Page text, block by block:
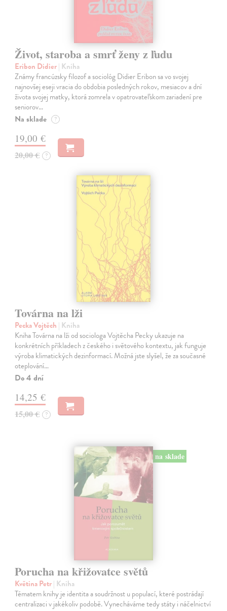
Život, staroba a smrť ženy z ľudu
Eribon Didier| Kniha
Známy francúzsky filozof a sociológ Didier Eribon sa vo svojej
najnovšej eseji vracia do obdobia posledných rokov, mesiacov a dní
života svojej matky, ktorá zomrela v opatrovateľskom zariadení pre
seniorov…
Na sklade ?
19,00 €
20,00 € ?
Továrna na lži
Pecka Vojtěch | Kniha
Kniha Továrna na lži od sociologa Vojtěcha Pecky ukazuje na
konkrétních příkladech z českého i světového kontextu, jak funguje
výroba klimatických dezinformací. Možná jste slyšel, že za současné
oteplování…
Do 4 dní
14,25 €
15,00 € ?
na sklade
Porucha na křižovatce světů
Květina Petr| Kniha
Tématem knihy je identita a soudržnost u populací, které postrádají
centralizaci v jakékoliv podobě. Vynecháváme tedy státy i náčelnictví